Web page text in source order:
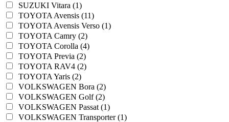
SUZUKI Vitara (1)
TOYOTA Avensis (11)
TOYOTA Avensis Verso (1)
TOYOTA Camry (2)
TOYOTA Corolla (4)
TOYOTA Previa (2)
TOYOTA RAV4 (2)
TOYOTA Yaris (2)
VOLKSWAGEN Bora (2)
VOLKSWAGEN Golf (2)
VOLKSWAGEN Passat (1)
VOLKSWAGEN Transporter (1)